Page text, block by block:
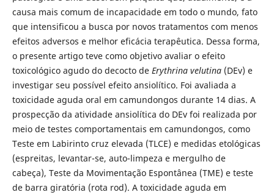
causa mais comum de incapacidade em todo o mundo, fato
que intensificou a busca por novos tratamentos com menos
efeitos adversos e melhor eficácia terapêutica. Dessa forma,
o presente artigo teve como objetivo avaliar o efeito
toxicológico agudo do decocto de Erythrina velutina(DEv) e
investigar seu possível efeito ansiolítico. Foi avaliada a
toxicidade aguda oral em camundongos durante 14 dias. A
prospecção da atividade ansiolítica do DEv foi realizada por
meio de testes comportamentais em camundongos, como
Teste em Labirinto cruz elevada (TLCE) e medidas etológicas
(espreitas, levantar-se, auto-limpeza e mergulho de
cabeça), Teste da Movimentação Espontânea (TME) e teste
de barra giratória (rota rod). A toxicidade aguda em